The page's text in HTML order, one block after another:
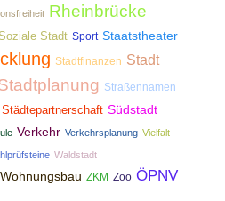
Rheinbrücke
Stadt Sport Staatstheater
Stadtfinanzen Stadt
Straßennamen
Städtepartnerschaft Südstadt
Verkehr Verkehrsplanung Vielfalt
Waldstadt
Wohnungsbau ZKM Zoo ÖPNV